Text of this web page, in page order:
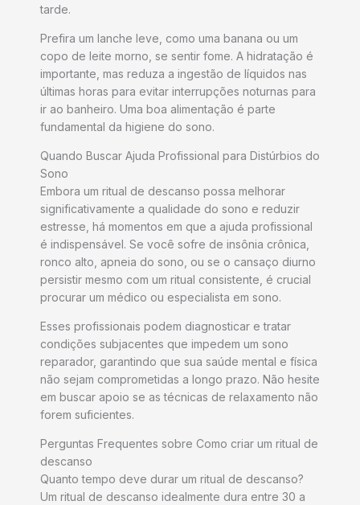
tarde.
Prefira um lanche leve, como uma banana ou um
copo de leite morno, se sentir fome. A hidratação é
importante, mas reduza a ingestão de líquidos nas
últimas horas para evitar interrupções noturnas para
ir ao banheiro. Uma boa alimentação é parte
fundamental da higiene do sono.
Quando Buscar Ajuda Profissional para Distúrbios do
Sono
Embora um ritual de descanso possa melhorar
significativamente a qualidade do sono e reduzir
estresse, há momentos em que a ajuda profissional
é indispensável. Se você sofre de insônia crônica,
ronco alto, apneia do sono, ou se o cansaço diurno
persistir mesmo com um ritual consistente, é crucial
procurar um médico ou especialista em sono.
Esses profissionais podem diagnosticar e tratar
condições subjacentes que impedem um sono
reparador, garantindo que sua saúde mental e física
não sejam comprometidas a longo prazo. Não hesite
em buscar apoio se as técnicas de relaxamento não
forem suficientes.
Perguntas Frequentes sobre Como criar um ritual de
descanso
Quanto tempo deve durar um ritual de descanso?
Um ritual de descanso idealmente dura entre 30 a